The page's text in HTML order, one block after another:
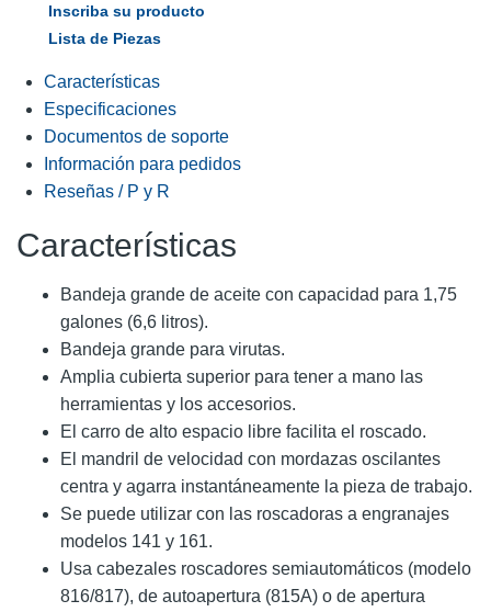
Inscriba su producto
Lista de Piezas
Características
Especificaciones
Documentos de soporte
Información para pedidos
Reseñas / P y R
Características
Bandeja grande de aceite con capacidad para 1,75
galones (6,6 litros).
Bandeja grande para virutas.
Amplia cubierta superior para tener a mano las
herramientas y los accesorios.
El carro de alto espacio libre facilita el roscado.
El mandril de velocidad con mordazas oscilantes
centra y agarra instantáneamente la pieza de trabajo.
Se puede utilizar con las roscadoras a engranajes
modelos 141 y 161.
Usa cabezales roscadores semiautomáticos (modelo
816/817), de autoapertura (815A) o de apertura